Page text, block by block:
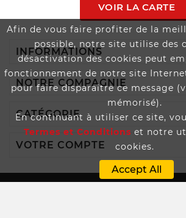
Afin de vous faire profiter de la
possible, notre site utilise des
désactivation des cookies peut
fonctionnement de notre site
pour faire disparaître ce message
mémorisé).
En continuant à utiliser ce site,
Termes et Conditions et notre
cookies.
Accept All
VOIR LA CARTE
INFORMATIONS
NOTRE COMPAGNIE
CATÉGORIE
VOTRE COMPTE